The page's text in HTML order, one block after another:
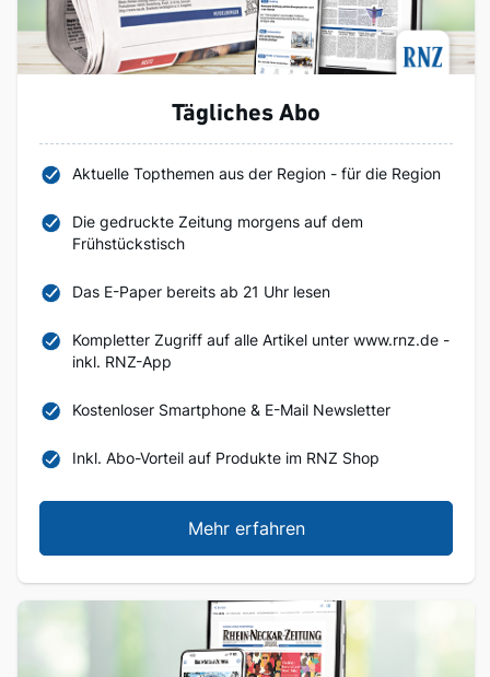
Tägliches Abo
Aktuelle Topthemen aus der Region - für die Region
Die gedruckte Zeitung morgens auf dem
Frühstückstisch
Das E-Paper bereits ab 21 Uhr lesen
Kompletter Zugriff auf alle Artikel unter www.rnz.de -
inkl. RNZ-App
Kostenloser Smartphone & E-Mail Newsletter
Inkl. Abo-Vorteil auf Produkte im RNZ Shop
Mehr erfahren